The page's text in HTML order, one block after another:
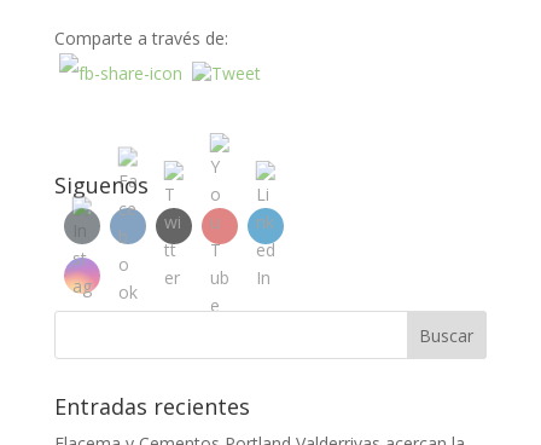
Comparte a través de:
Siguenos
Entradas recientes